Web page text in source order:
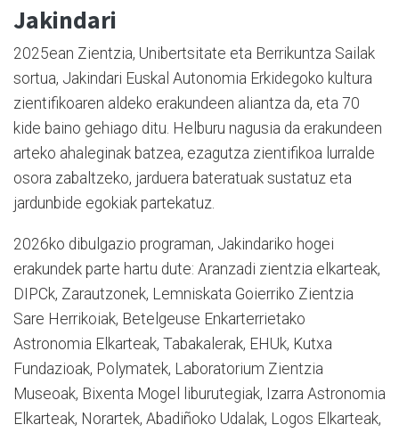
Jakindari
2025ean Zientzia, Unibertsitate eta Berrikuntza Sailak
sortua, Jakindari Euskal Autonomia Erkidegoko kultura
zientifikoaren aldeko erakundeen aliantza da, eta 70
kide baino gehiago ditu. Helburu nagusia da erakundeen
arteko ahaleginak batzea, ezagutza zientifikoa lurralde
osora zabaltzeko, jarduera bateratuak sustatuz eta
jardunbide egokiak partekatuz.
2026ko dibulgazio programan, Jakindariko hogei
erakundek parte hartu dute: Aranzadi zientzia elkarteak,
DIPCk, Zarautzonek, Lemniskata Goierriko Zientzia
Sare Herrikoiak, Betelgeuse Enkarterrietako
Astronomia Elkarteak, Tabakalerak, EHUk, Kutxa
Fundazioak, Polymatek, Laboratorium Zientzia
Museoak, Bixenta Mogel liburutegiak, Izarra Astronomia
Elkarteak, Norartek, Abadiñoko Udalak, Logos Elkarteak,